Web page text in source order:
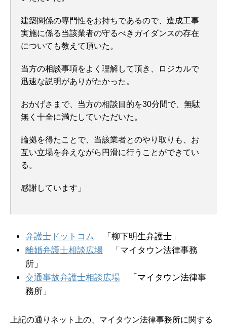
建築関係の専門性をお持ちであるので、造成工事
実施に係る当該業者の守るべきガイダンスの存在
についても教えて頂いた。
当方の相談事項をよく理解して頂き、ロジカルで
迅速な説明がありがたかった。
おかげさまで、当方の相談目的を30分間で、無駄
無く十全に満たしていただいた。
論拠を得たことで、当該業者とのやり取りも、お
互い立場を弁えながら円滑に行うことができてい
る。
感謝しています」
弁護士ドットコム 「柳下明生弁護士」
離婚弁護士相談広場 「マイタウン法律事務
所」
交通事故弁護士相談広場 「マイタウン法律事
務所」
上記の通りネット上の、マイタウン法律事務所に関する